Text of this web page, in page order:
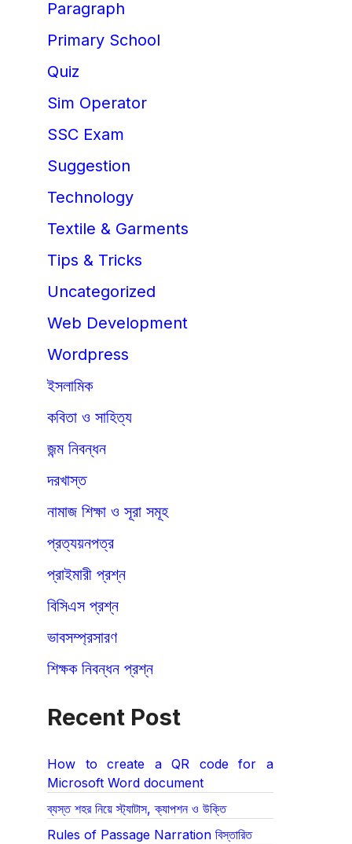
Paragraph
Primary School
Quiz
Sim Operator
SSC Exam
Suggestion
Technology
Textile & Garments
Tips & Tricks
Uncategorized
Web Development
Wordpress
ইসলামিক
কবিতা ও সাহিত্য
জন্ম নিবন্ধন
দরখাস্ত
নামাজ শিক্ষা ও সূরা সমূহ
প্রত্যয়নপত্র
প্রাইমারী প্রশ্ন
বিসিএস প্রশ্ন
ভাবসম্প্রসারণ
শিক্ষক নিবন্ধন প্রশ্ন
Recent Post
How to create a QR code for a
Microsoft Word document
ব্যস্ত শহর নিয়ে স্ট্যাটাস, ক্যাপশন ও উক্তি
Rules of Passage Narration বিস্তারিত